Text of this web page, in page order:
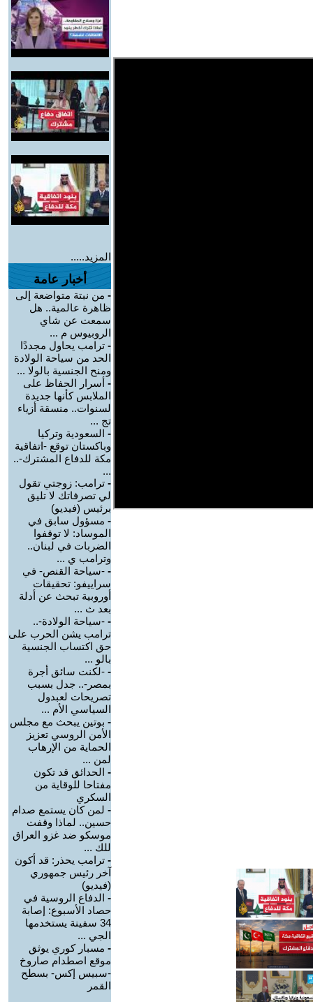
المزيد.....
أخبار عامة
- من نبتة متواضعة إلى
ظاهرة عالمية.. هل
سمعت عن شاي
الروبيوس م ...
- ترامب يحاول مجددًا
الحد من سياحة الولادة
ومنح الجنسية بالولا ...
- أسرار الحفاظ على
الملابس كأنها جديدة
لسنوات.. منسقة أزياء
تج ...
- السعودية وتركيا
وباكستان توقع -اتفاقية
مكة للدفاع المشترك-..
...
- ترامب: زوجتي تقول
لي تصرفاتك لا تليق
برئيس (فيديو)
- مسؤول سابق في
الموساد: لا توقفوا
الضربات في لبنان..
وترامب ي ...
- -سياحة القنص- في
سراييفو: تحقيقات
أوروبية تبحث عن أدلة
بعد ث ...
- -سياحة الولادة-..
ترامب يشن الحرب على
حق اكتساب الجنسية
بالو ...
- -لكنت سائق أجرة
بمصر-.. جدل بسبب
تصريحات لعبدول
السياسي الأم ...
- بوتين يبحث مع مجلس
الأمن الروسي تعزيز
الحماية من الإرهاب
لمن ...
- الحدائق قد تكون
مفتاحا للوقاية من
السكري
- لمن كان يستمع صدام
حسين.. لماذا وقفت
موسكو ضد غزو العراق
للك ...
- ترامب يحذر: قد أكون
آخر رئيس جمهوري
(فيديو)
- الدفاع الروسية في
حصاد الأسبوع: إصابة
34 سفينة يستخدمها
الجي ...
- مسبار كوري يوثق
موقع اصطدام صاروخ
-سبيس إكس- بسطح
القمر